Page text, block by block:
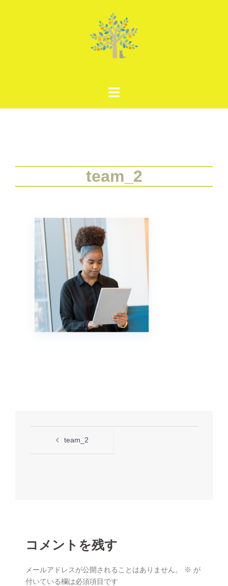
プ
team_2
ョ
ン
team_2
コメントを残す
メールアドレスが公開されることはありません。 ※ が
付いている欄は必須項目です